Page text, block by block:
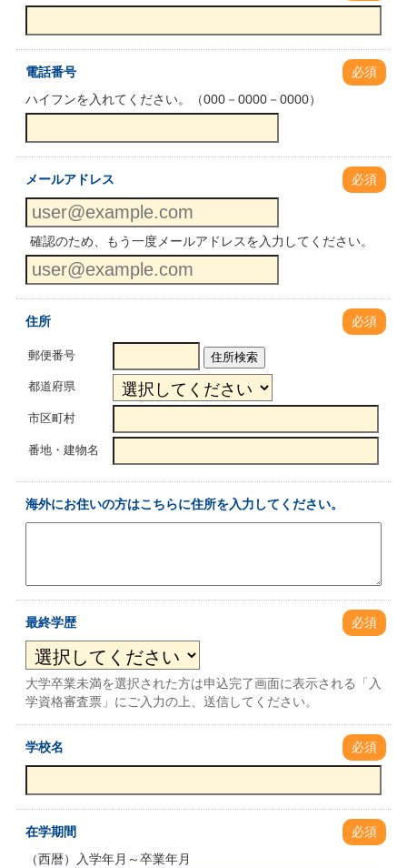
電話番号
必須
ハイフンを入れてください。（000－0000－0000）
メールアドレス 必須
確認のため、もう一度メールアドレスを入力してください。
住所 必須
郵便番号 住所検索
都道府県
市区町村
番地・建物名
海外にお住いの方はこちらに住所を入力してください。
最終学歴 必須
大学卒業未満を選択された方は申込完了画面に表示される「入
学資格審査票」にご入力の上、送信してください。
学校名 必須
在学期間
必須
（西暦）入学年月～卒業年月